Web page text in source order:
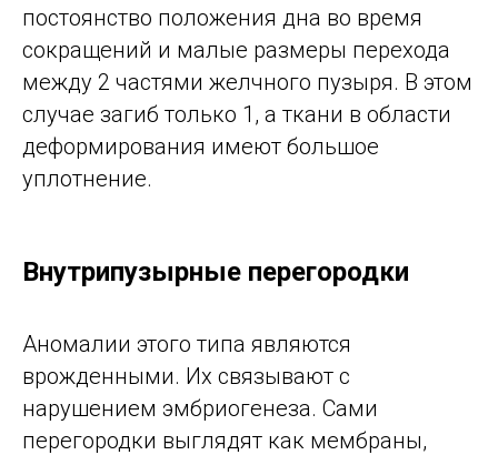
постоянство положения дна во время
сокращений и малые размеры перехода
между 2 частями желчного пузыря. В этом
случае загиб только 1, а ткани в области
деформирования имеют большое
уплотнение.
Внутрипузырные перегородки
Аномалии этого типа являются
врожденными. Их связывают с
нарушением эмбриогенеза. Сами
перегородки выглядят как мембраны,